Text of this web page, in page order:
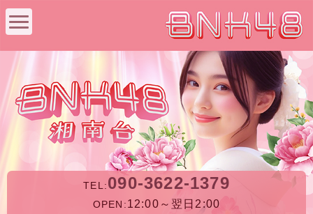
TEL: 090-3622-1379
OPEN: 12:00～翌日2:00